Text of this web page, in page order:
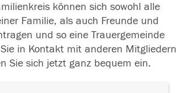
können sich sowohl alle
Familie, als auch Freunde und
und so eine Trauergemeinde
in Kontakt mit anderen Mitgliedern
Sie sich jetzt ganz bequem ein.